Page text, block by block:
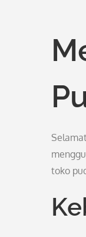
toko